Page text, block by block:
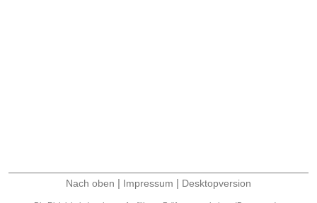
Nach oben | Impressum | Desktopversion